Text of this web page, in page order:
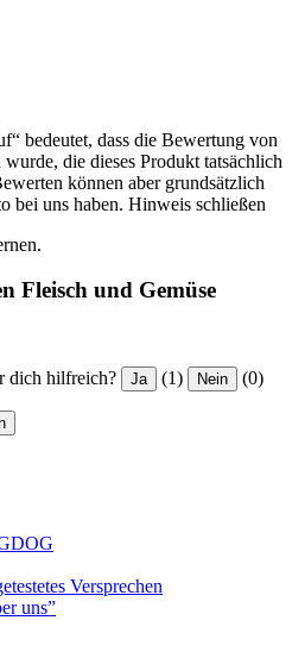
bedeutet, dass die Bewertung von
die dieses Produkt tatsächlich
können aber grundsätzlich
bei uns haben. Hinweis schließen
Fleisch und Gemüse
dich hilfreich? Ja (1) Nein (0)
Versprechen
uns”